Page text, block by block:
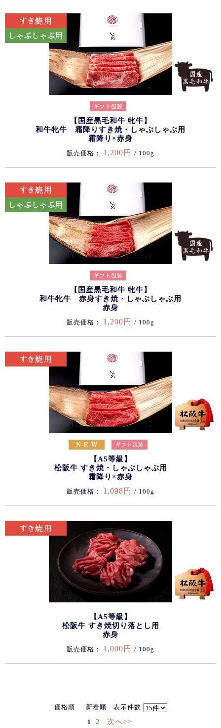
【国産黒毛和牛 牝牛】
和牛牝牛 霜降りすき焼・しゃぶしゃぶ用
霜降り×赤身
販売価格： 1,200円 / 100g
【国産黒毛和牛 牝牛】
和牛牝牛 赤身すき焼・しゃぶしゃぶ用
赤身
販売価格： 1,200円 / 100g
【A5等級】
松阪牛 すき焼・しゃぶしゃぶ用
霜降り×赤身
販売価格： 1,098円 / 100g
【A5等級】
松阪牛 すき焼切り落とし用
赤身
販売価格： 1,000円 / 100g
価格順 新着順 表示件数
1 2 次へ>>